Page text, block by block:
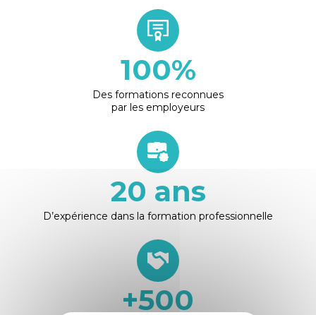
100%
Des formations reconnues
par les employeurs
20 ans
D’expérience dans la formation professionnelle
+500